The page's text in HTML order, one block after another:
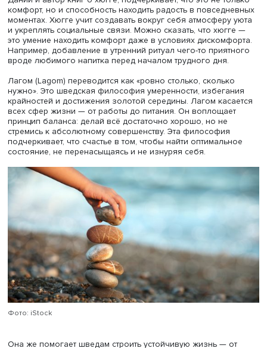
причин парадокса может быть отсутствие амбиций в
стабильности, климатические условия с длинной зимой
коротким световым днем и чувство вины перед менее
благополучными странами.
Эллина Донец также обратила внимание на
скандинавских стран, которая помогает поддерживать
высокий уровень счастья, — это хюгге, лагом и закон
Хюгге (Hygge) — это датское искусство наслаждаться
мелочами.
Майк Викинг, основатель Института исследования
Дании и автор книг о хюгге, подчеркивает, что это не
комфорт, но и способность находить радость в
моментах. Хюгге учит создавать вокруг себя
и укреплять социальные связи. Можно сказать, что
это умение находить комфорт даже в условиях
Например, добавление в утренний ритуал чего-то
вроде любимого напитка перед началом трудного дня.
Лагом (Lagom) переводится как «ровно столько,
нужно». Это шведская философия умеренности,
крайностей и достижения золотой середины. Лагом
всех сфер жизни — от работы до питания. Он